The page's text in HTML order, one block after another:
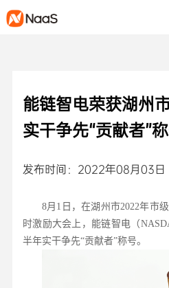
能链智电荣获湖州
实干争先“贡献者”
发布时间：2022年08月03日
8月1日，在湖州市2022年市
时激励大会上，能链智电（
半年实干争先“贡献者”称号。